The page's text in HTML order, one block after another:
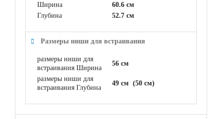
Ширина
60.6 см
Глубина
52.7 см
Размеры ниши для встраивания
размеры ниши для
встраивания Ширина
56 см
размеры ниши для
встраивания Глубина
49 см (50 см)